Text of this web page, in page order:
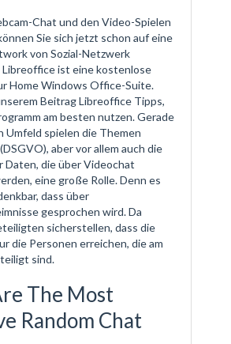
Chat und den Video-Spielen
Sie sich jetzt schon auf eine
von Sozial-Netzwerk
ist eine kostenlose
Home Windows Office-Suite.
Beitrag Libreoffice Tipps,
am besten nutzen. Gerade
Umfeld spielen die Themen
aber vor allem auch die
Daten, die über Videochat
eine große Rolle. Denn es
dass über
gesprochen wird. Da
sicherstellen, dass die
die Personen erreichen, die am
sind.
The Most
Random Chat